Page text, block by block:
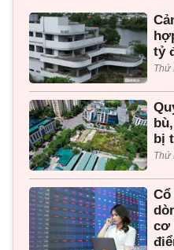
tỷ
Thứ
bị
Thứ
cơ